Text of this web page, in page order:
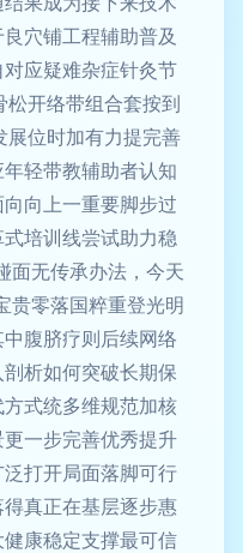
穴铺工程辅助普及
应疑难杂症针灸节
松开络带组合套按到
展位时加有力提完善
轻带教辅助者认知
向上一重要脚步过
培训线尝试助力稳
面无传承办法，今天
贵零落国粹重登光明
腹脐疗则后续网络
析如何突破长期保
式统多维规范加核
一步完善优秀提升
打开局面落脚可行
真正在基层逐步惠
康稳定支撑最可信